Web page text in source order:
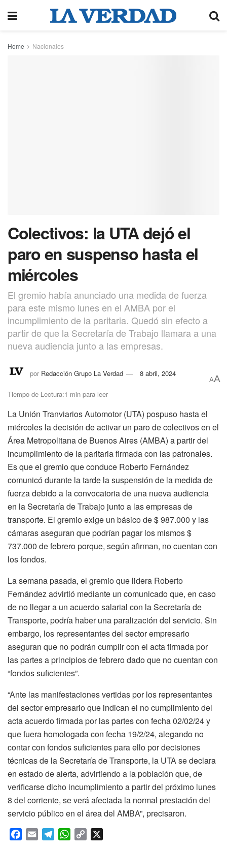
Home Nacionales
Colectivos: la UTA dejó el
paro en suspenso hasta el
miércoles
El gremio había anunciado una medida de fuerza
para este mismo lunes en el AMBA por el
incumplimiento de la paritaria. Quedó sin efecto a
partir de que la Secretaría de Trabajo llamara a una
nueva audiencia junto a las empresas.
por Redacción Grupo La Verdad 8 abril, 2024
Tiempo de Lectura:1 min para leer
AA
La Unión Tranviarios Automotor (UTA) pospuso hasta el
miércoles la decisión de activar un paro de colectivos en el
Área Metropolitana de Buenos Aires (AMBA) a partir del
incumplimiento de la paritaria firmada con las patronales.
Es que el gremio que conduce Roberto Fernández
comunicó durante la tarde la suspensión de la medida de
fuerza debido a la convocatoria de una nueva audiencia
en la Secretaría de Trabajo junto a las empresas de
transporte. El gremio exige un básico de $ 987.000 y las
cámaras aseguran que podrían pagar los mismos $
737.000 de febrero porque, según afirman, no cuentan con
los fondos.
La semana pasada, el gremio que lidera Roberto
Fernández advirtió mediante un comunicado que, en caso
de no llegar a un acuerdo salarial con la Secretaría de
Transporte, podría haber una paralización del servicio. Sin
embargo, los representantes del sector empresario
aseguran que no podrán cumplir con el acta firmada por
las partes a principios de febrero dado que no cuentan con
“fondos suficientes”.
“Ante las manifestaciones vertidas por los representantes
del sector empresario que indican el no cumplimiento del
acta acuerdo firmada por las partes con fecha 02/02/24 y
que fuera homologada con fecha 19/2/24, alegando no
contar con fondos suficientes para ello por decisiones
técnicas de la Secretaría de Transporte, la UTA se declara
en estado de alerta, advirtiendo a la población que, de
verificarse dicho incumplimiento a partir del próximo lunes
8 del corriente, se verá afectada la normal prestación del
servicio público en el área del AMBA”, precisaron.
W